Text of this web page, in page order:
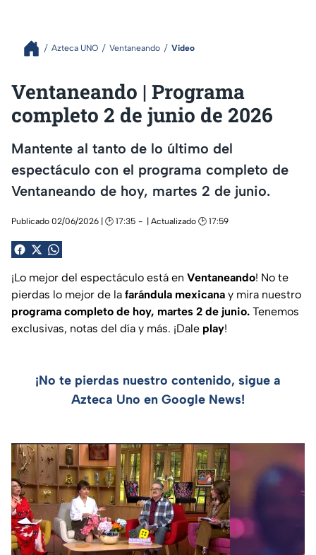
Azteca UNO Ventaneando Video
Ventaneando | Programa
completo 2 de junio de 2026
Mantente al tanto de lo último del
espectáculo con el programa completo de
Ventaneando de hoy, martes 2 de junio.
Publicado 02/06/2026 | 🕑 17:35 | Actualizado 🕑 17:59
¡Lo mejor del espectáculo está en Ventaneando! No te
pierdas lo mejor de la farándula mexicana y mira nuestro
programa completo de hoy, martes 2 de junio. Tenemos
exclusivas, notas del día y más. ¡Dale play!
¡No te pierdas nuestro contenido, sigue a
Azteca Uno en Google News!